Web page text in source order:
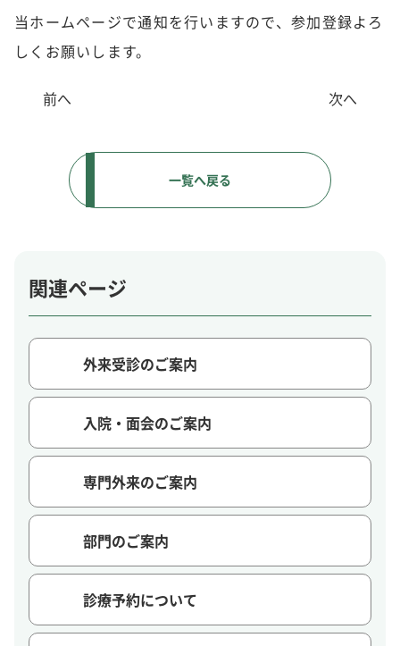
当ホームページで通知を行いますので、参加登録よろ
しくお願いします。
前へ 次へ
一覧へ戻る
関連ページ
外来受診のご案内
入院・面会のご案内
専門外来のご案内
部門のご案内
診療予約について